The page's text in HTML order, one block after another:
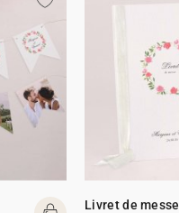
Livret de messe